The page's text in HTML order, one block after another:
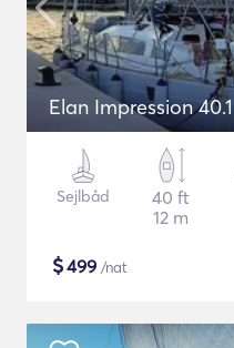
Elan Impression 40.1
Sejlbåd
40 ft
12 m
$499 /nat